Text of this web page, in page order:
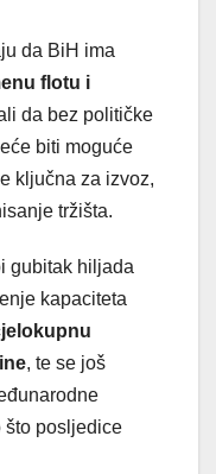
da BiH ima
flotu i
da bez političke
biti moguće
ključna za izvoz,
tržišta.
gubitak hiljada
kapaciteta
, te se još
što posljedice